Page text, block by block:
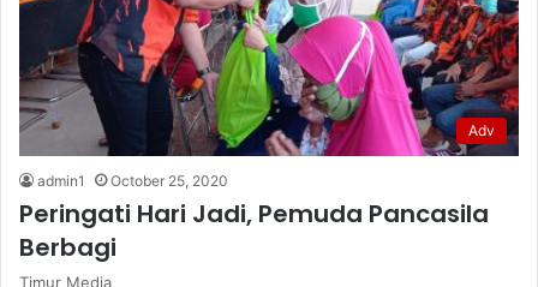
Adv
admin1 October 25, 2020
Peringati Hari Jadi, Pemuda Pancasila
Berbagi
Timur Media